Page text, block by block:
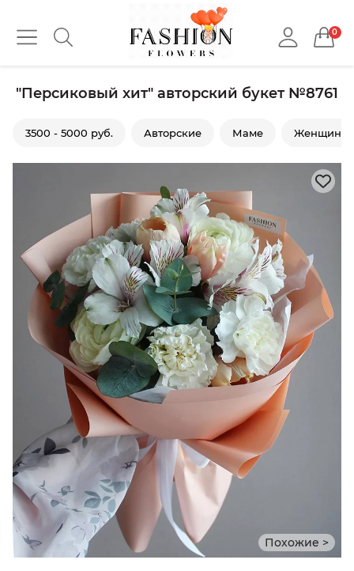
0
"Персиковый хит" авторский букет №8761
3500 - 5000 руб. Авторские Маме Женщине
Похожие >